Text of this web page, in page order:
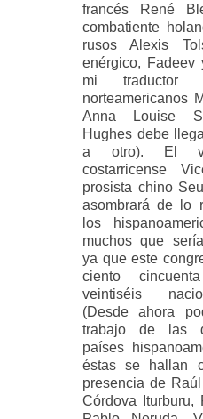
francés René
combatiente
rusos Alexis
enérgico, Fadeev
mi
norteamericanos
Anna Louise
Hughes debe
a otro). El
costarricense
prosista chino
asombrará de lo
los
muchos que
ya que este
ciento
veintiséis
(Desde ahora
trabajo de las
países
éstas se hallan
presencia de
Córdova Iturburu,